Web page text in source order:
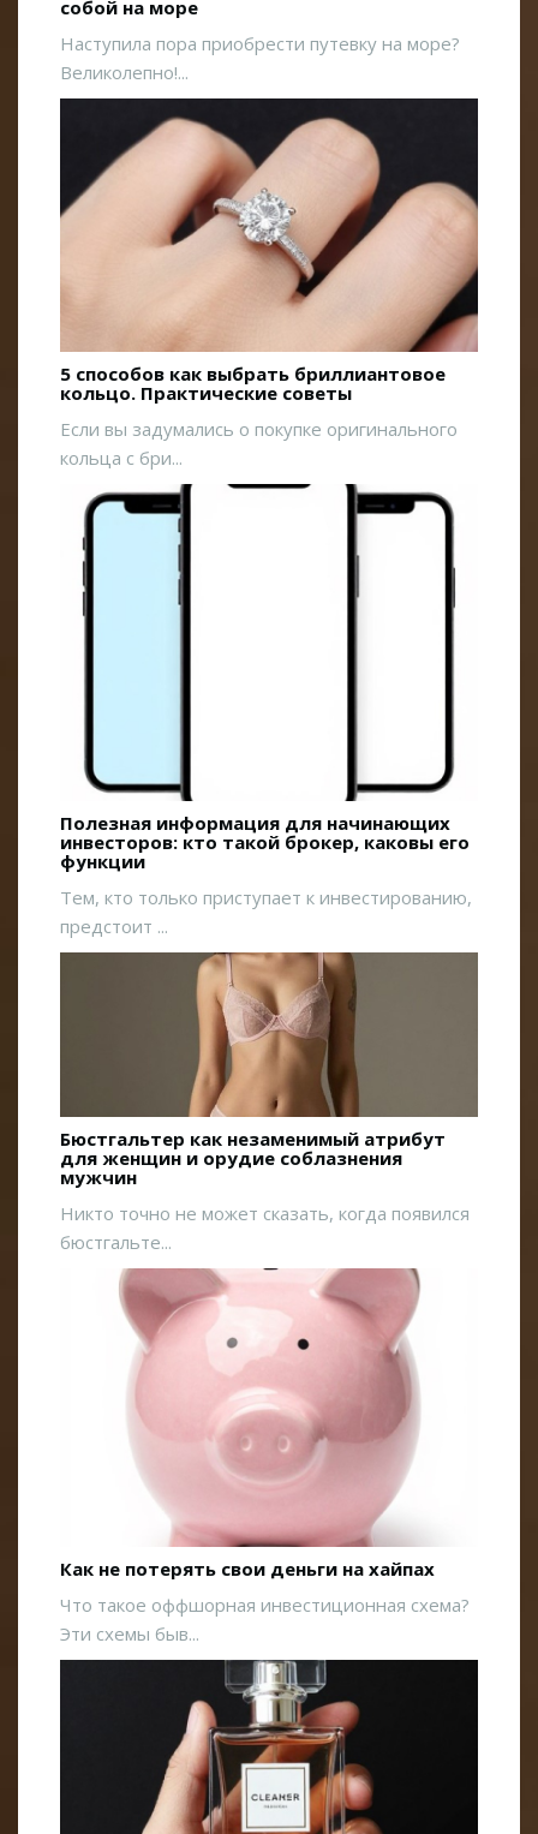
собой на море
Наступила пора приобрести путевку на море?
Великолепно!...
5 способов как выбрать бриллиантовое
кольцо. Практические советы
Если вы задумались о покупке оригинального
кольца с бри...
Полезная информация для начинающих
инвесторов: кто такой брокер, каковы его
функции
Тем, кто только приступает к инвестированию,
предстоит ...
Бюстгальтер как незаменимый атрибут
для женщин и орудие соблазнения
мужчин
Никто точно не может сказать, когда появился
бюстгальте...
Как не потерять свои деньги на хайпах
Что такое оффшорная инвестиционная схема?
Эти схемы быв...